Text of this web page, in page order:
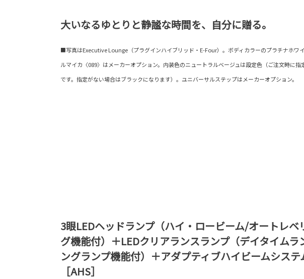
大いなるゆとりと静謐な時間を、自分に贈る。
■写真はExecutive Lounge（プラグインハイブリッド・E-Four）。ボディカラーのプラチナホワ
ルマイカ〈089〉はメーカーオプション。内装色のニュートラルベージュは設定色（ご注文時に指
です。指定がない場合はブラックになります）。ユニバーサルステップはメーカーオプション。
3眼LEDヘッドランプ（ハイ・ロービーム/オートレベ
グ機能付）＋LEDクリアランスランプ（デイタイムラ
ングランプ機能付）＋アダプティブハイビームシステ
［AHS］